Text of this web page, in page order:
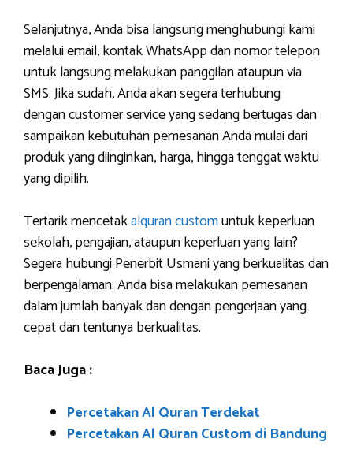
Selanjutnya, Anda bisa langsung menghubungi kami
melalui email, kontak WhatsApp dan nomor telepon
untuk langsung melakukan panggilan ataupun via
SMS. Jika sudah, Anda akan segera terhubung
dengan customer service yang sedang bertugas dan
sampaikan kebutuhan pemesanan Anda mulai dari
produk yang diinginkan, harga, hingga tenggat waktu
yang dipilih.
Tertarik mencetakalquran customuntuk keperluan
sekolah, pengajian, ataupun keperluan yang lain?
Segera hubungi Penerbit Usmani yang berkualitas dan
berpengalaman. Anda bisa melakukan pemesanan
dalam jumlah banyak dan dengan pengerjaan yang
cepat dan tentunya berkualitas.
Baca Juga :
Percetakan Al Quran Terdekat
Percetakan Al Quran Custom di Bandung